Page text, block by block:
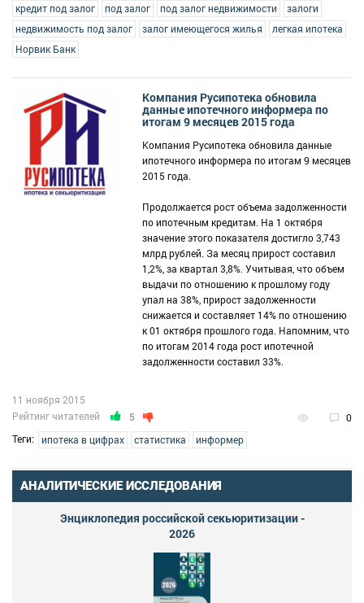
кредит под залог
под залог под залог недвижимости
залоги
недвижимость под залог
залог имеющегося жилья
легкая ипотека
Норвик Банк
Компания Русипотека обновила
данные ипотечного информера по
итогам 9 месяцев 2015 года
Компания Русипотека обновила данные
ипотечного информера по итогам 9 месяцев
2015 года.
Продолжается рост объема задолженности
по ипотечным кредитам. На 1 октября
значение этого показателя достигло 3,743
млрд рублей. За месяц прирост составил
1,2%, за квартал 3,8%. Учитывая, что объем
выдачи по отношению к прошлому году
упал на 38%, прирост задолженности
снижается и составляет 14% по отношению
к 01 октября прошлого года. Напомним, что
по итогам 2014 года рост ипотечной
задолженности составил 33%.
Рейтинг читателей 5 0
11 ноября 2015
Теги: ипотека в цифрах статистика информер
АНАЛИТИЧЕСКИЕ ИССЛЕДОВАНИЯ
Энциклопедия российской секьюритизации -
2026